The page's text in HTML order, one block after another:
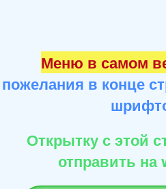
Меню в самом
пожелания в конце
Открытку с этой
отправить на